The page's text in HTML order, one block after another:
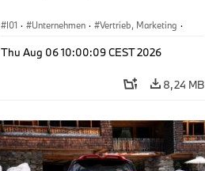
I01 · Unternehmen · Vertrieb, Marketing ·
Thu Aug 06 10:00:09 CEST 2026
8,24 MB